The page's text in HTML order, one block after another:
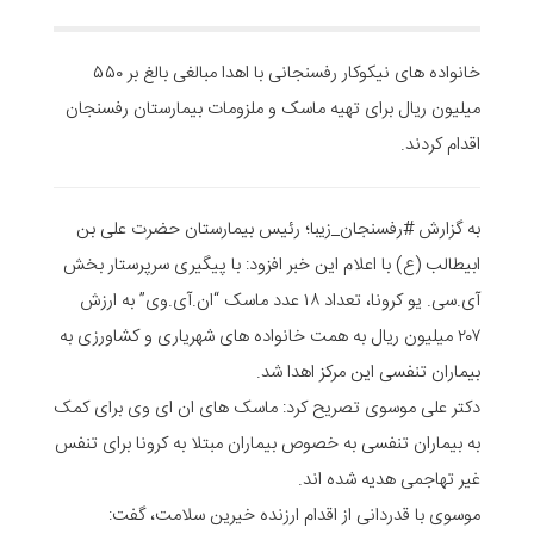
خانواده های نیکوکار رفسنجانی با اهدا مبالغی بالغ بر ۵۵۰
میلیون ریال برای تهیه ماسک و ملزومات بیمارستان رفسنجان
اقدام کردند.
به گزارش #رفسنجان_زیبا؛ رئیس بیمارستان حضرت علی بن
ابیطالب (ع) با اعلام این خبر افزود: با پیگیری سرپرستار بخش
آی.سی. یو کرونا، تعداد ۱۸ عدد ماسک “ان.آی.وی” به ارزش
۲۰۷ میلیون ریال به همت خانواده های شهریاری و کشاورزی به
بیماران تنفسی این مرکز اهدا شد.
دکتر علی موسوی تصریح کرد: ماسک های ان ای وی برای کمک
به بیماران تنفسی به خصوص بیماران مبتلا به کرونا برای تنفس
غیر تهاجمی هدیه شده اند.
موسوی با قدردانی از اقدام ارزنده خیرین سلامت، گفت: